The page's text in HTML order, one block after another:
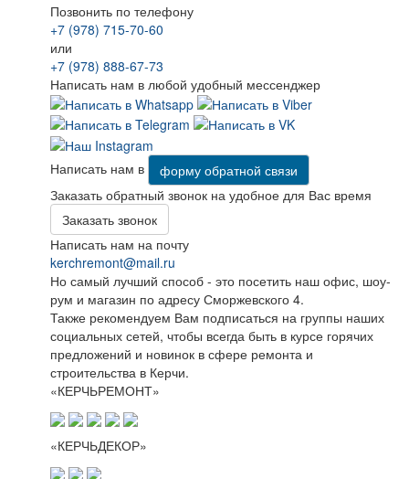
Позвонить по телефону
+7 (978) 715-70-60
или
+7 (978) 888-67-73
Написать нам в любой удобный мессенджер
Написать нам в
форму обратной связи
Заказать обратный звонок на удобное для Вас время
Заказать звонок
Написать нам на почту
kerchremont@mail.ru
Но самый лучший способ - это посетить наш офис, шоу-
рум и магазин по адресу Сморжевского 4.
Также рекомендуем Вам подписаться на группы наших
социальных сетей, чтобы всегда быть в курсе горячих
предложений и новинок в сфере ремонта и
строительства в Керчи.
«КЕРЧЬРЕМОНТ»
«КЕРЧЬДЕКОР»